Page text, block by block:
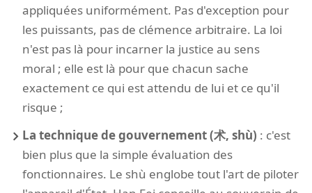
appliquées uniformément. Pas d'exception pour
les puissants, pas de clémence arbitraire. La loi
n'est pas là pour incarner la justice au sens
moral ; elle est là pour que chacun sache
exactement ce qui est attendu de lui et ce qu'il
risque ;
La technique de gouvernement (术, shù) : c'est
bien plus que la simple évaluation des
fonctionnaires. Le shù englobe tout l'art de piloter